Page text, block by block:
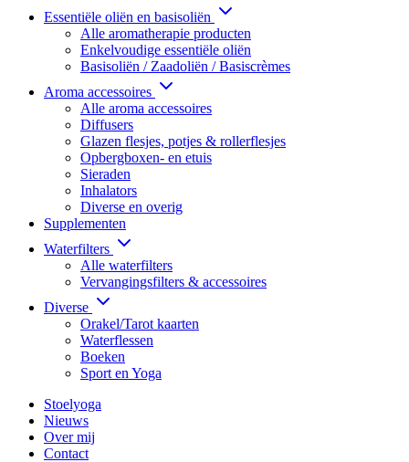
Essentiële oliën en basisoliën
Alle aromatherapie producten
Enkelvoudige essentiële oliën
Basisoliën / Zaadoliën / Basiscrèmes
Aroma accessoires
Alle aroma accessoires
Diffusers
Glazen flesjes, potjes & rollerflesjes
Opbergboxen- en etuis
Sieraden
Inhalators
Diverse en overig
Supplementen
Waterfilters
Alle waterfilters
Vervangingsfilters & accessoires
Diverse
Orakel/Tarot kaarten
Waterflessen
Boeken
Sport en Yoga
Stoelyoga
Nieuws
Over mij
Contact